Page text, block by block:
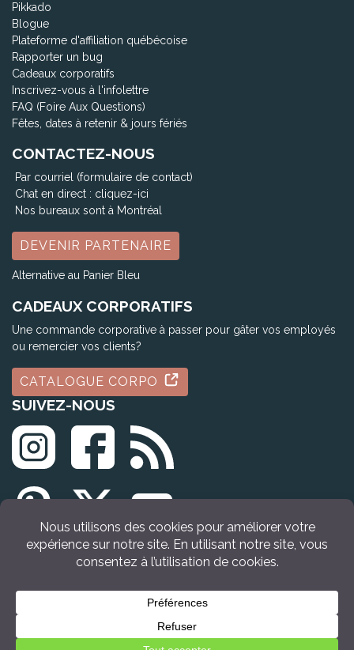
Pikkado
Blogue
Plateforme d'affiliation québécoise
Rapporter un bug
Cadeaux corporatifs
Inscrivez-vous à l'infolettre
FAQ (Foire Aux Questions)
Fêtes, dates à retenir & jours fériés
CONTACTEZ-NOUS
Par courriel (formulaire de contact)
Chat en direct : cliquez-ici
Nos bureaux sont à Montréal
DEVENIR PARTENAIRE
Alternative au Panier Bleu
CADEAUX CORPORATIFS
Une commande corporative à passer pour gâter vos employés
ou remercier vos clients?
CATALOGUE CORPO
SUIVEZ-NOUS
© Tous droits réservés Idée Cadeau Québec (2009 - 2026)
Retour en haut